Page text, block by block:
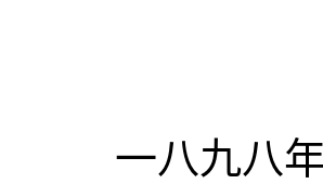
一八九八年